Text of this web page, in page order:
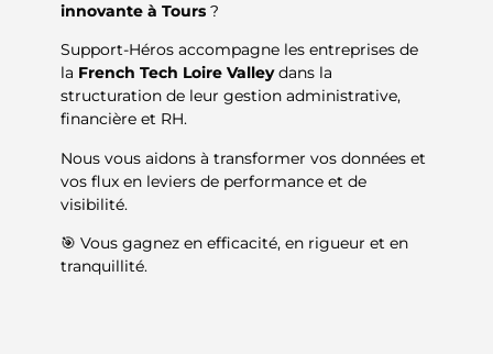
innovante à Tours?
Support-Héros accompagne les entreprises de
la French Tech Loire Valleydans la
structuration de leur gestion administrative,
financière et RH.
Nous vous aidons à transformer vos données et
vos flux en leviers de performance et de
visibilité.
🎯 Vous gagnez en efficacité, en rigueur et en
tranquillité.